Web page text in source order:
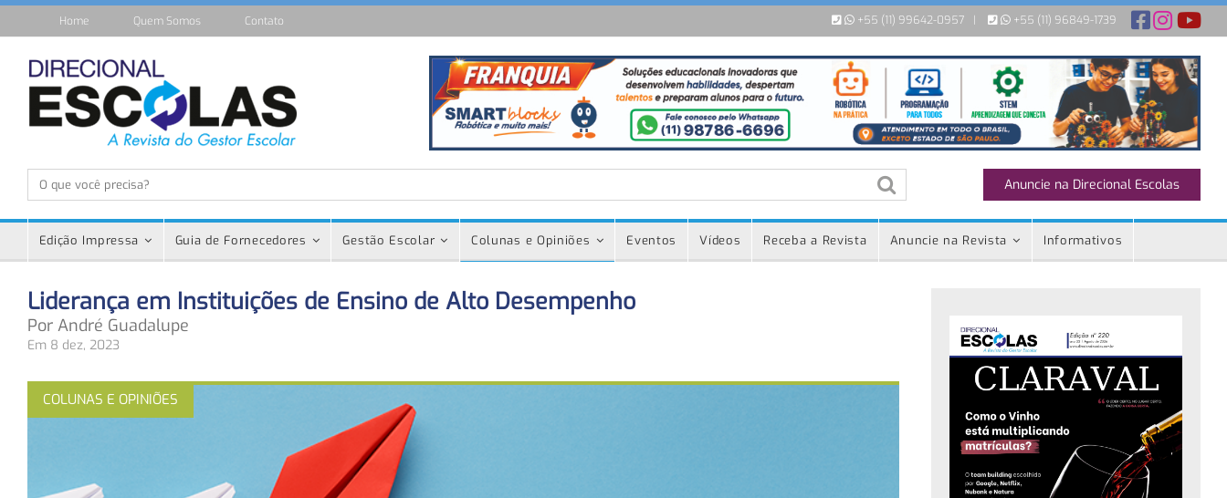
+55 (11) 99642-0957 | +55 (11) 96849-1739
Home Quem Somos Contato
Anuncie na Direcional Escolas
Edição Impressa Guia de Fornecedores Gestão Escolar Colunas e Opiniões Eventos Vídeos Receba a Revista Anuncie na Revista Informativos
Liderança em Instituições de Ensino de Alto Desempenho
Por André Guadalupe
Em 8 dez, 2023
COLUNAS E OPINIÕES